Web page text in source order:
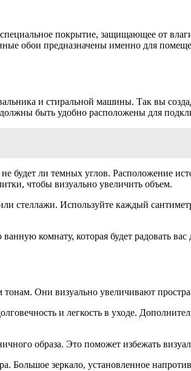
покрытие, защищающее от
обои предназначены именно для
и стиральной машины. Так вы
должны быть удобно расположены для
будет ли темных углов. Расположение
чтобы визуально увеличить объем.
стеллажи. Используйте каждый
комнату, которая будет радовать вас
Они визуально увеличивают
и легкость в уходе.
образа. Это поможет избежать
Большое зеркало, установленное